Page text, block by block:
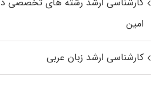
اﻣﻴﻦ
کارشناسی ارشد زبان عربی